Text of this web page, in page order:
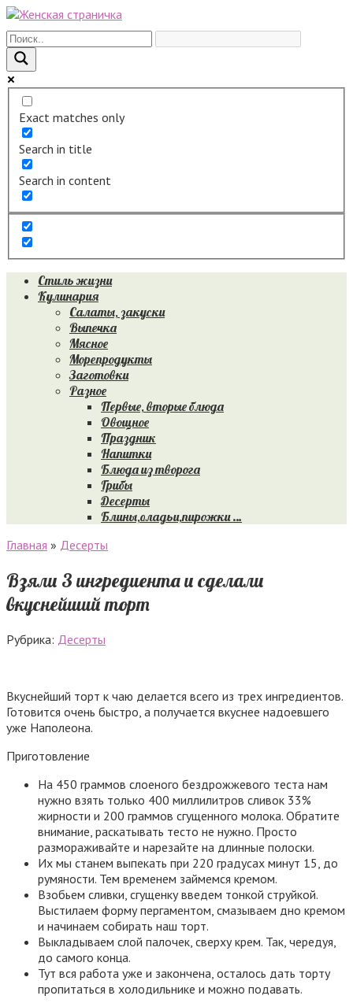
Перейти
к
контенту
Exact matches only
Search in title
Search in content
Стиль жизни
Кулинария
Салаты, закуски
Выпечка
Мясное
Морепродукты
Заготовки
Разное
Первые, вторые блюда
Овощное
Праздник
Напитки
Блюда из творога
Грибы
Десерты
Блины,оладьи,пирожки …
Главная » Десерты
Взяли 3 ингредиента и сделали
вкуснейший торт
Рубрика: Десерты
Вкуснейший торт к чаю делается всего из трех ингредиентов.
Готовится очень быстро, а получается вкуснее надоевшего
уже Наполеона.
Приготовление
На 450 граммов слоеного бездрожжевого теста нам
нужно взять только 400 миллилитров сливок 33%
жирности и 200 граммов сгущенного молока. Обратите
внимание, раскатывать тесто не нужно. Просто
размораживайте и нарезайте на длинные полоски.
Их мы станем выпекать при 220 градусах минут 15, до
румяности. Тем временем займемся кремом.
Взобьем сливки, сгущенку введем тонкой струйкой.
Выстилаем форму пергаментом, смазываем дно кремом
и начинаем собирать наш торт.
Выкладываем слой палочек, сверху крем. Так, чередуя,
до самого конца.
Тут вся работа уже и закончена, осталось дать торту
пропитаться в холодильнике и можно подавать.